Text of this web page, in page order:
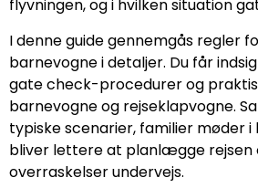
flyvningen, og i hvilken situation
I denne guide gennemgås regler
barnevogne i detaljer. Du får
gate check-procedurer og
barnevogne og rejseklapvogne.
typiske scenarier, familier møder i
bliver lettere at planlægge rejsen
overraskelser undervejs.